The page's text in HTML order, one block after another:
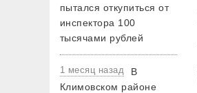
пытался откупиться от
инспектора 100
тысячами рублей
1 месяц назад
В
Климовском районе